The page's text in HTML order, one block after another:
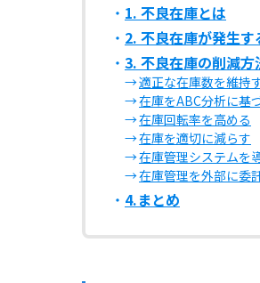
1. 不良在庫とは
2. 不良在庫が発生す
3. 不良在庫の削減方
適正な在庫数を維持
在庫をABC分析に基
在庫回転率を高める
在庫を適切に減らす
在庫管理システムを
在庫管理を外部に委
4.まとめ